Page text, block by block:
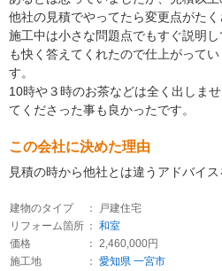
他社の見積でやってたら変更点がたく
施工中は小さな問題点でもすぐ説明
も快く答えてくれたので仕上がって
す。
10時や３時のお茶などは全く出しま
てくださった事も良かったです。
この会社に決めた理由
見積の時から他社とは違うアドバイス
建物のタイプ
： 戸建住宅
リフォーム箇所 ： 和室
価格
： 2,460,000円
施工地
： 愛知県 一宮市